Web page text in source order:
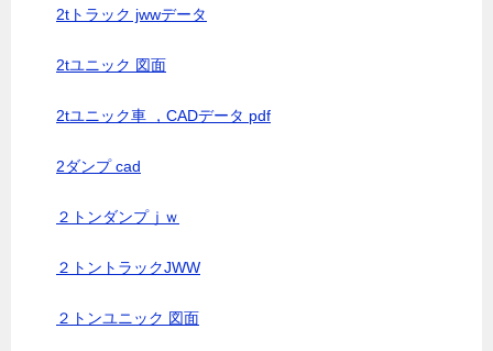
2tトラック jwwデータ
2tユニック 図面
2tユニック車 ，CADデータ pdf
2ダンプ cad
２トンダンプｊｗ
２トントラックJWW
２トンユニック 図面